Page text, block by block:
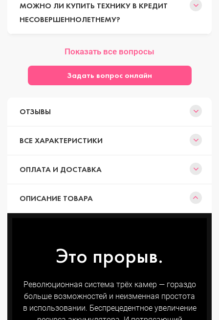
МОЖНО ЛИ КУПИТЬ ТЕХНИКУ В КРЕДИТ
НЕСОВЕРШЕННОЛЕТНЕМУ?
Показать все вопросы
Задать вопрос онлайн
ОТЗЫВЫ
ВСЕ ХАРАКТЕРИСТИКИ
ОПЛАТА И ДОСТАВКА
ОПИСАНИЕ ТОВАРА
Это прорыв.
Революционная система трёх камер — гораздо
больше возможностей и неизменная простота
в использовании. Беспрецедентное увеличение